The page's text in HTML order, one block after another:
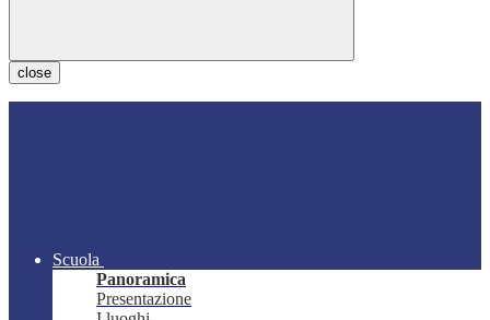
close
Scuola
Panoramica
Presentazione